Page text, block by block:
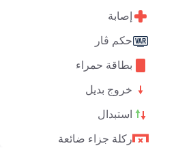
إصابة
حكم ڤار
بطاقة حمراء
خروج بديل
استبدال
ركلة جزاء ضائعة